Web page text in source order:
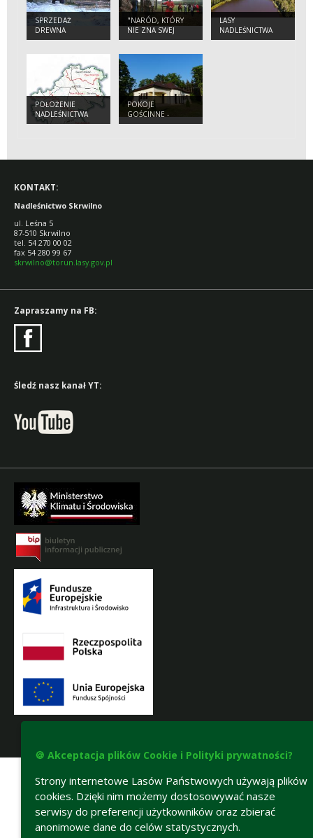
SPRZEDAŻ
DREWNA
"NARÓD, KTÓRY
NIE ZNA SWEJ
HISTORII SKAZANY
PRZEŻYCIE".
LASY
NADLEŚNICTWA
SKRWILNO
POŁOŻENIE
NADLEŚNICTWA
SKRWILNO
POKOJE
GOŚCINNE -
SKRWILNO
KONTAKT:
Nadleśnictwo Skrwilno
ul. Leśna 5
87-510 Skrwilno
tel. 54 270 00 02
fax 54 280 99 67
skrwilno@torun.lasy.gov.pl
Zapraszamy na FB:
Śledź nasz kanał YT:
🍪 Akceptacja plików Cookie i Polityki prywatności?
Strony internetowe Lasów Państwowych używają plików
cookies. Dzięki nim możemy dostosowywać nasze
serwisy do preferencji użytkowników oraz zbierać
anonimowe dane do celów statystycznych.